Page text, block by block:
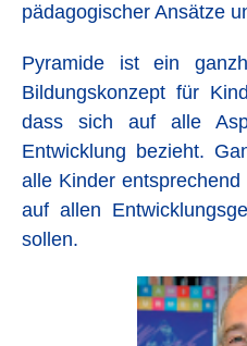
pädagogischer Ansätze
Pyramide ist ein
Bildungskonzept für
dass sich auf alle
Entwicklung bezieht.
alle Kinder
auf allen
sollen.